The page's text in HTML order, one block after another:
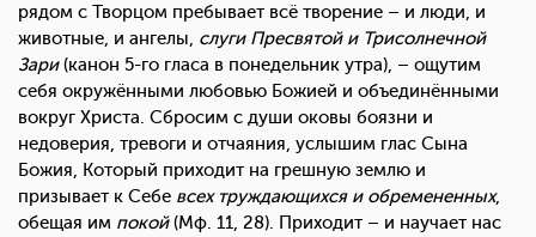
рядом с Творцом пребывает всё творение – и люди, и
животные, и ангелы, слуги Пресвятой и Трисолнечной
Зари(канон 5-го гласа в понедельник утра), – ощутим
себя окружёнными любовью Божией и объединёнными
вокруг Христа. Сбросим с души оковы боязни и
недоверия, тревоги и отчаяния, услышим глас Сына
Божия, Который приходит на грешную землю и
призывает к Себе всех труждающихся и обремененных,
обещая им покой(Мф. 11, 28). Приходит – и научает нас